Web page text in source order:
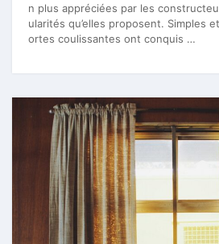
n plus appréciées par les
ularités qu’elles proposent. Simples
ortes coulissantes ont conquis …